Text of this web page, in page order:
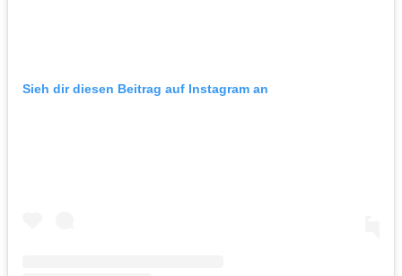
Sieh dir diesen Beitrag auf Instagram an